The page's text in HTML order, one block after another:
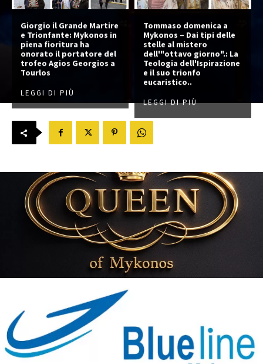
Giorgio il Grande Martire
e Trionfante: Mykonos in
piena fioritura ha
onorato il portatore del
trofeo Agios Georgios a
Tourlos
LEGGI DI PIÙ
Tommaso domenica a
Mykonos – Dai tipi delle
stelle al mistero
dell'"ottavo giorno".: La
Teologia dell'Ispirazione
e il suo trionfo
eucaristico..
LEGGI DI PIÙ